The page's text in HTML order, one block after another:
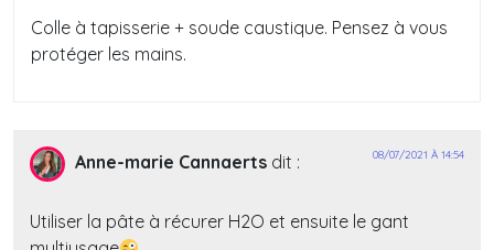
Colle à tapisserie + soude caustique. Pensez à vous
protéger les mains.
Anne-marie Cannaerts dit : 08/07/2021 À 14:54
Utiliser la pâte à récurer H2O et ensuite le gant